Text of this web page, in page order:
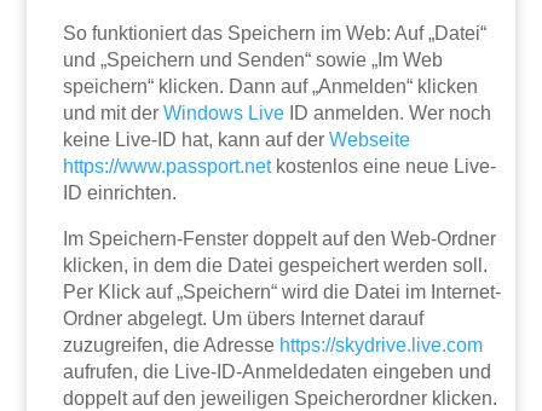
So funktioniert das Speichern im Web: Auf „Datei“
und „Speichern und Senden“ sowie „Im Web
speichern“ klicken. Dann auf „Anmelden“ klicken
und mit derWindows Live ID anmelden. Wer noch
keine Live-ID hat, kann auf derWebseite
https://www.passport.netkostenlos eine neue Live-
ID einrichten.
Im Speichern-Fenster doppelt auf den Web-Ordner
klicken, in dem die Datei gespeichert werden soll.
Per Klick auf „Speichern“ wird die Datei im Internet-
Ordner abgelegt. Um übers Internet darauf
zuzugreifen, die Adresse https://skydrive.live.com
aufrufen, die Live-ID-Anmeldedaten eingeben und
doppelt auf den jeweiligen Speicherordner klicken.